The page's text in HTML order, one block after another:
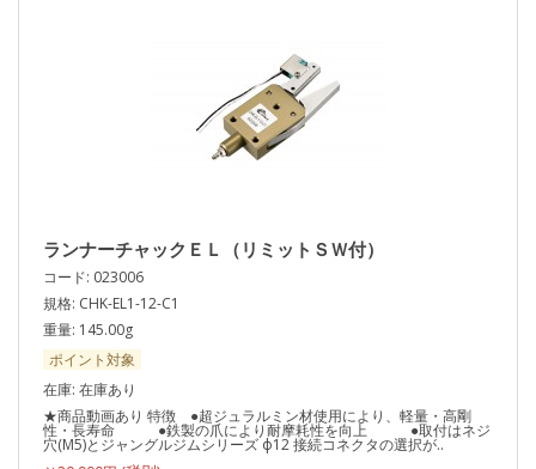
ランナーチャックＥＬ（リミットＳＷ付）
コード: 023006
規格: CHK-EL1-12-C1
重量: 145.00g
ポイント対象
在庫: 在庫あり
★商品動画あり 特徴 ●超ジュラルミン材使用により、軽量・高剛
性・長寿命 ●鉄製の爪により耐摩耗性を向上 ●取付はネジ
穴(M5)とジャングルジムシリーズ ф12 接続コネクタの選択が..